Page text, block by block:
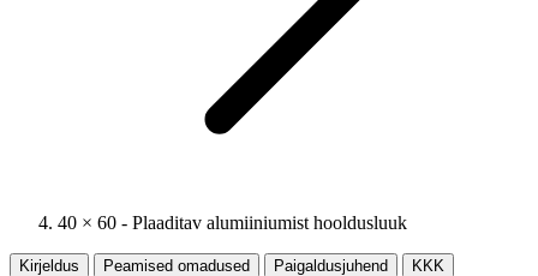
40 × 60 - Plaaditav alumiiniumist hooldusluuk
Kirjeldus Peamised omadused Paigaldusjuhend
KKK